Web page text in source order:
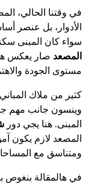
في وقتنا الحالي،
الأدوار، بل عنصر
سواء كان المبنى
المصعد صار يعكس
مستوى الجودة
كثير من ملاك
وينسون جانب مهم
المبنى. هنا يجي دور
المصعد لازم يكون
ومتناسق مع
في هالمقالة